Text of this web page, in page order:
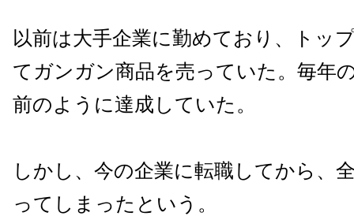
以前は大手企業に勤めており、トッ
てガンガン商品を売っていた。毎年
前のように達成していた。
しかし、今の企業に転職してから、
ってしまったという。